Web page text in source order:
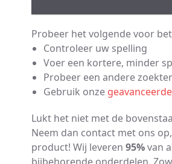
Probeer het volgende voor
Controleer uw spelling
Voer een kortere, minder
Probeer een andere
Gebruik onze
Lukt het niet met de
Neem dan contact met ons
product! Wij leveren 95%van